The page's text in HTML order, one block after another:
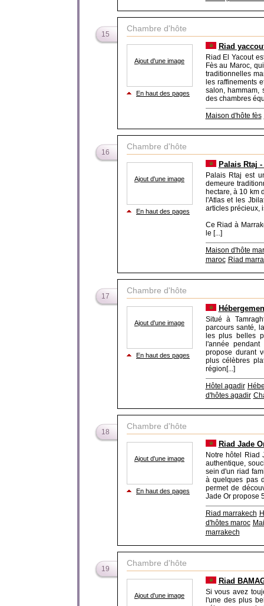
15
Chambre d'hôte
Ajout d'une image
En haut des pages
Riad
Riad El Yacout
Fès au Maroc,
traditionnelles
les raffinements
salon, hammam,
des chambres
Maison d'hôte fès
16
Chambre d'hôte
Ajout d'une image
En haut des pages
Palais Rtaj
Palais Rtaj est
demeure
hectare, à 10 km
l'Atlas et les
articles précieux,
Ce Riad à
le [...]
Maison d'hôte
maroc Riad
17
Chambre d'hôte
Ajout d'une image
En haut des pages
Situé à
parcours santé,
les plus belles
l'année
propose durant
plus célèbres
région[...]
Hôtel agadir
d'hôtes agadir
18
Chambre d'hôte
Ajout d'une image
En haut des pages
Riad Jade
Notre hôtel Riad
authentique,
sein d'un riad
à quelques pas
permet de
Jade Or propose
Riad marrakech
d'hôtes maroc
marrakech
19
Chambre d'hôte
Ajout d'une image
Riad
Si vous avez
l'une des plus